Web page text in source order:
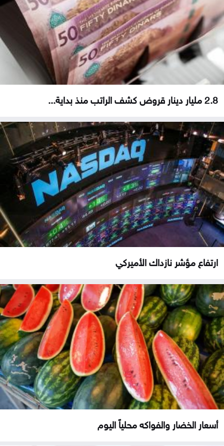
2.8 مليار دينار قروض كشف الراتب منذ بداية...
ارتفاع مؤشر نازداك الأميركي
أسعار الخضار والفواكه محلياً اليوم